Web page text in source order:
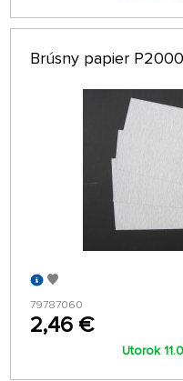
Brúsny papier
79787060
2,46 €
Utorok